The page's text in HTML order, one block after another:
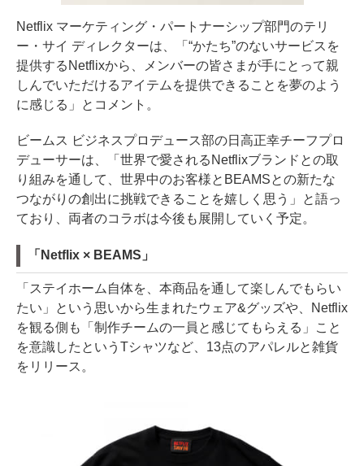
Netflix マーケティング・パートナーシップ部門のテリ
ー・サイ ディレクターは、「“かたち”のないサービスを
提供するNetflixから、メンバーの皆さまが手にとって親
しんでいただけるアイテムを提供できることを夢のよう
に感じる」とコメント。
ビームス ビジネスプロデュース部の日高正幸チーフプロ
デューサーは、「世界で愛されるNetflixブランドとの取
り組みを通して、世界中のお客様とBEAMSとの新たな
つながりの創出に挑戦できることを嬉しく思う」と語っ
ており、両者のコラボは今後も展開していく予定。
「Netflix × BEAMS」
「ステイホーム自体を、本商品を通して楽しんでもらい
たい」という思いから生まれたウェア&グッズや、Netflix
を観る側も「制作チームの一員と感じてもらえる」こと
を意識したというTシャツなど、13点のアパレルと雑貨
をリリース。